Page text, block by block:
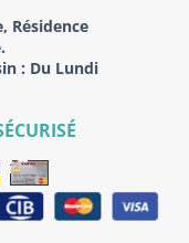
Résidence
: Du Lundi